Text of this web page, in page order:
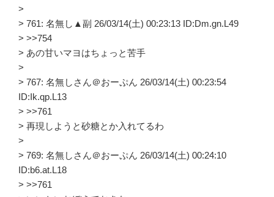
>
> 761: 名無し▲副 26/03/14(土) 00:23:13 ID:Dm.gn.L49
> >>754
> あの甘いマヨはちょっと苦手
>
> 767: 名無しさん＠おーぷん 26/03/14(土) 00:23:54
ID:Ik.qp.L13
> >>761
> 再現しようと砂糖とか入れてるわ
>
> 769: 名無しさん＠おーぷん 26/03/14(土) 00:24:10
ID:b6.at.L18
> >>761